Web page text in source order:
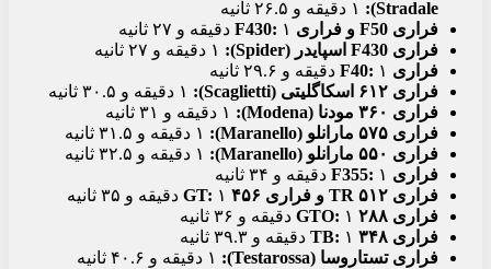
Stradale):
فراری F50 و فراری F430:
۱ دقیقه و ۲۷ ثانیه
فراری F430 اسپایدر (Spider):
فراری F40: ۱ دقیقه و ۲۹.۶ ثانیه
فراری ۶۱۲ اسکاگلیتی (Scaglietti):
فراری ۳۶۰ مودنا (Modena):
فراری ۵۷۵ مارانلو (Maranello):
فراری ۵۵۰ مارانلو (Maranello):
فراری F355: ۱ دقیقه و ۳۴ ثانیه
فراری ۵۱۲ TR و فراری ۴۵۶ GT:
۱ دقیقه و ۳۵ ثانیه
فراری ۲۸۸ GTO:
۱ دقیقه و ۳۶ ثانیه
فراری ۳۴۸ TB:
۱ دقیقه و ۳۹.۳ ثانیه
فراری تستاروسا (Testarossa):